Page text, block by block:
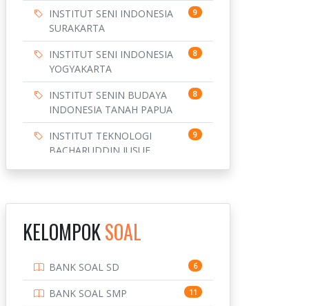
INSTITUT SENI INDONESIA
SURAKARTA
9
INSTITUT SENI INDONESIA
YOGYAKARTA
8
INSTITUT SENIN BUDAYA
INDONESIA TANAH PAPUA
8
INSTITUT TEKNOLOGI
BACHARUDDIN JUSUF
9
BANDUNG
INSTITUT TEKNOLOGI
INSTITUT TEKNOLOGI
SEPULUH NOVEMBER
10
KELOMPOKSOAL
BANK SOAL SD 6
BANK SOAL SMP 11